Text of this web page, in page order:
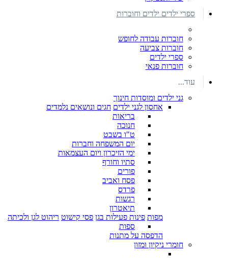
ספרי ילדים ילדים וחוברות
חוברות עבודה לחופש
חוברות צביעה
ספרי ילדים
חוברות פנאי
עוד...
גני ילדים ומוסדות חינוך
אחסון לגני ילדים חגים ונושאים נלמדים
בריאות
חנוכה
ט"ו בשבט
יום המשפחה וחברות
ימי הזיכרון ויום העצמאות
סתיו וחורף
פורים
פסח ואביב
פרדס
רגשות
תיאטרון
מפות פינות פעילות בגן פסי קישוט ריהוט לגן ולכיתה
ספות
הדפסה על מתנות
חומרי ניקיון ומזון